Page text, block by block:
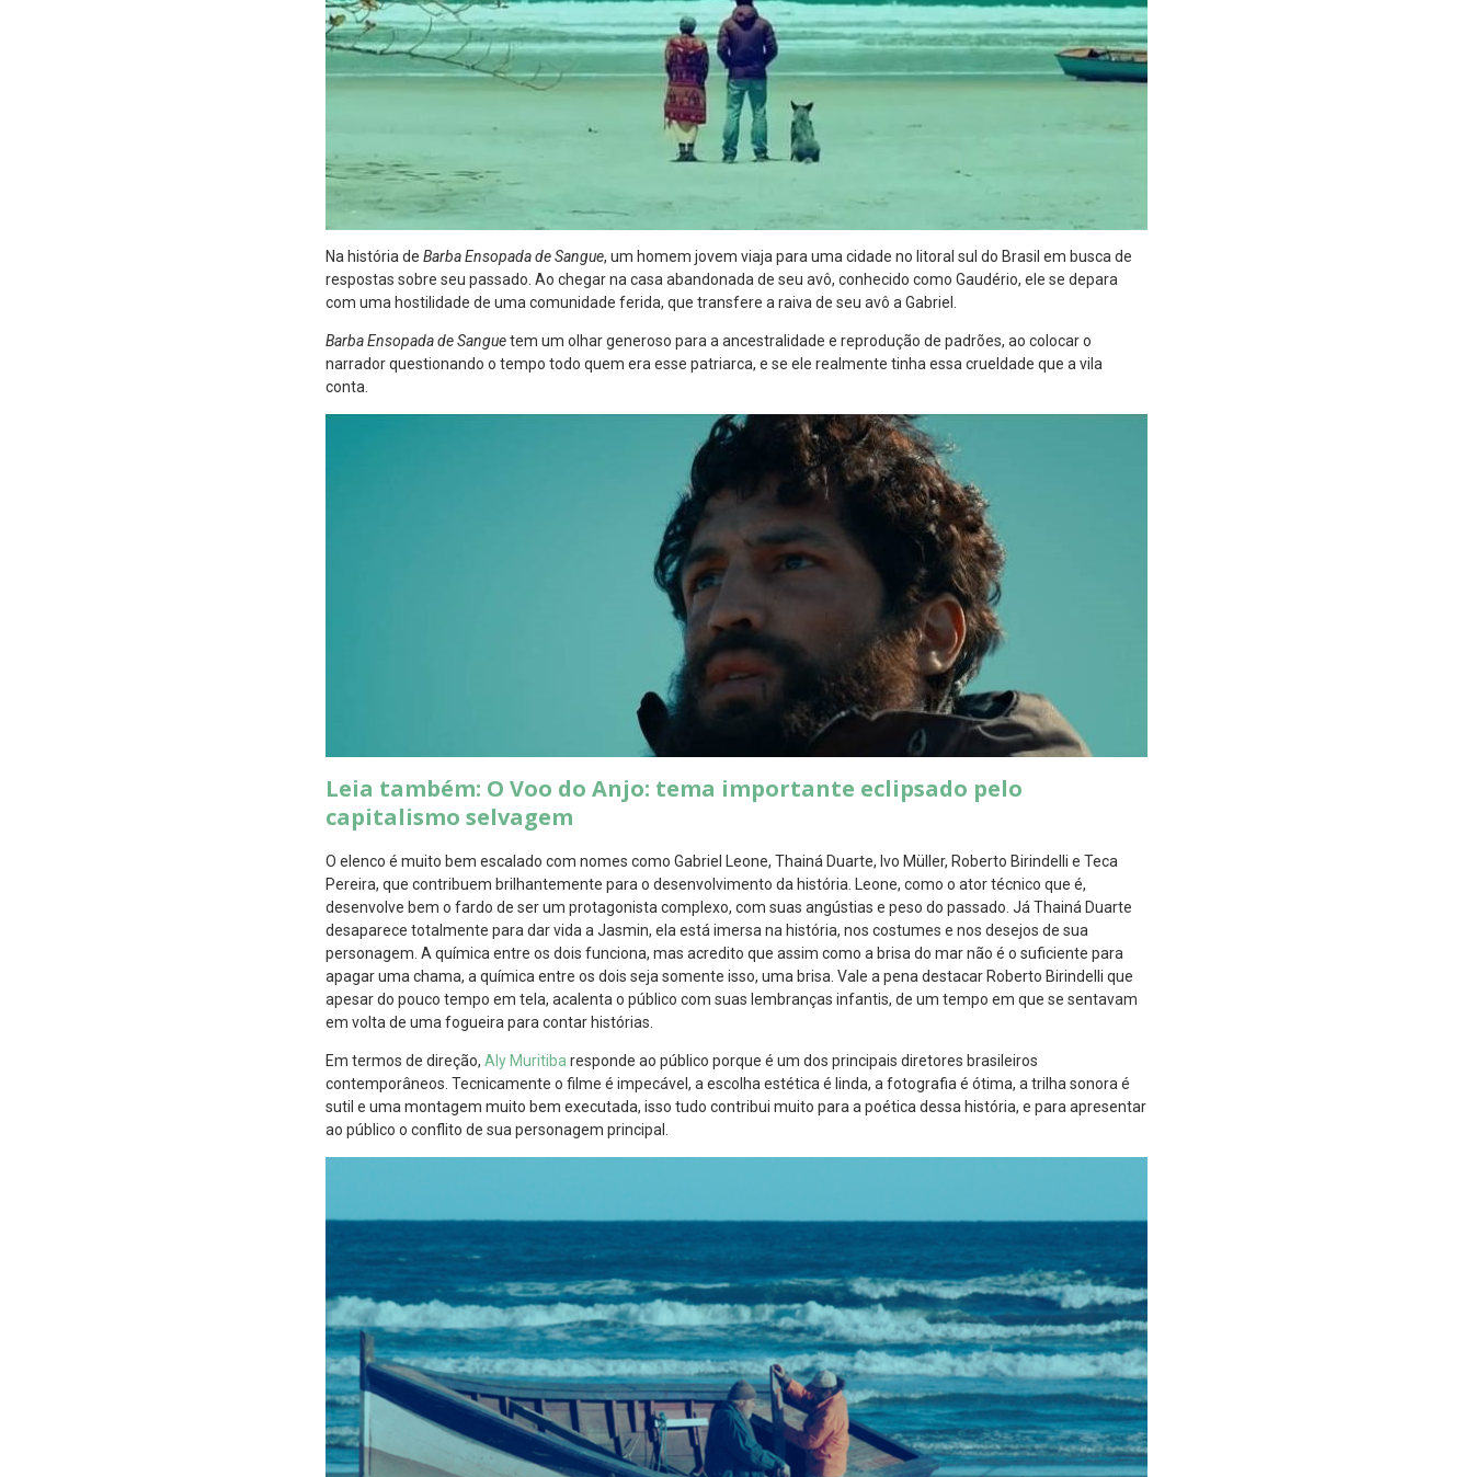
Na história de Barba Ensopada de Sangue, um homem jovem viaja para uma cidade no litoral sul do Brasil em busca de
respostas sobre seu passado. Ao chegar na casa abandonada de seu avô, conhecido como Gaudério, ele se depara
com uma hostilidade de uma comunidade ferida, que transfere a raiva de seu avô a Gabriel.
Barba Ensopada de Sanguetem um olhar generoso para a ancestralidade e reprodução de padrões, ao colocar o
narrador questionando o tempo todo quem era esse patriarca, e se ele realmente tinha essa crueldade que a vila
conta.
Leia também: O Voo do Anjo: tema importante eclipsado pelo
capitalismo selvagem
O elenco é muito bem escalado com nomes como Gabriel Leone, Thainá Duarte, Ivo Müller, Roberto Birindelli e Teca
Pereira, que contribuem brilhantemente para o desenvolvimento da história. Leone, como o ator técnico que é,
desenvolve bem o fardo de ser um protagonista complexo, com suas angústias e peso do passado. Já Thainá Duarte
desaparece totalmente para dar vida a Jasmin, ela está imersa na história, nos costumes e nos desejos de sua
personagem. A química entre os dois funciona, mas acredito que assim como a brisa do mar não é o suficiente para
apagar uma chama, a química entre os dois seja somente isso, uma brisa. Vale a pena destacar Roberto Birindelli que
apesar do pouco tempo em tela, acalenta o público com suas lembranças infantis, de um tempo em que se sentavam
em volta de uma fogueira para contar histórias.
Em termos de direção, Aly Muritiba responde ao público porque é um dos principais diretores brasileiros
contemporâneos. Tecnicamente o filme é impecável, a escolha estética é linda, a fotografia é ótima, a trilha sonora é
sutil e uma montagem muito bem executada, isso tudo contribui muito para a poética dessa história, e para apresentar
ao público o conflito de sua personagem principal.